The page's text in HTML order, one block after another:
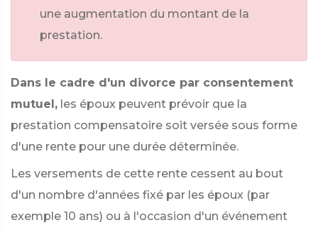
une augmentation du montant de la
prestation.
Dans le cadre d'un divorce par consentement
mutuel, les époux peuvent prévoir que la
prestation compensatoire soit versée sous forme
d'une rente pour une durée déterminée.
Les versements de cette rente cessent au bout
d'un nombre d'années fixé par les époux (par
exemple 10 ans) ou à l'occasion d'un événement